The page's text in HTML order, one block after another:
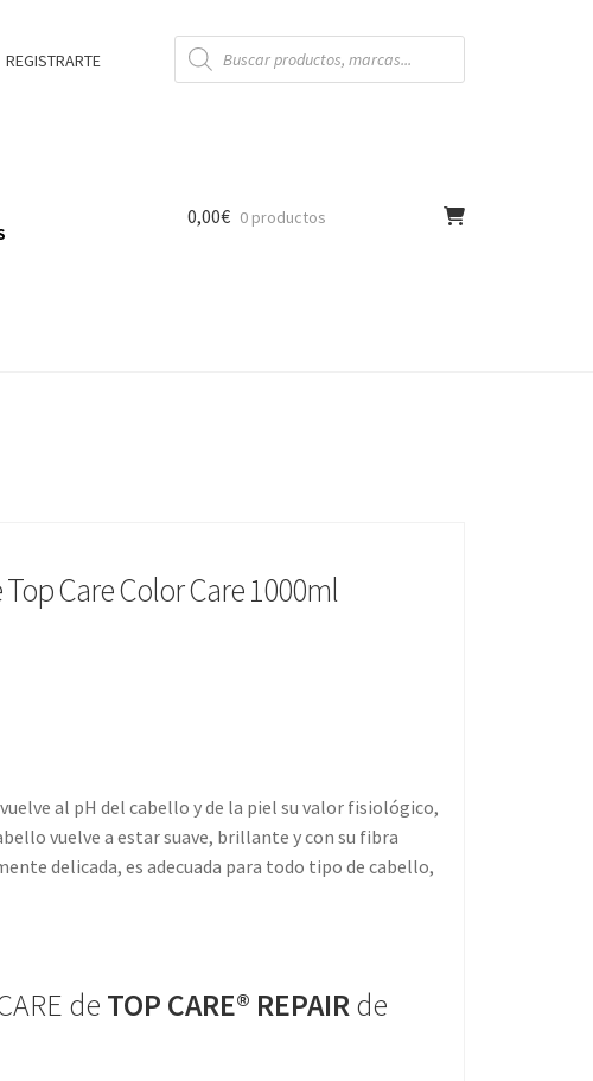
REGISTRARTE
Búsqueda
de
productos
0,00€ 0 productos
Care Color Care 1000ml
al pH del cabello y de la piel su valor fisiológico,
vuelve a estar suave, brillante y con su fibra
delicada, es adecuada para todo tipo de cabello,
de TOP CARE® REPAIRde